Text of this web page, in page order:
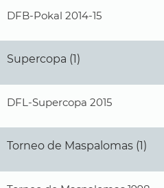
DFB-Pokal 2014-15
Supercopa (1)
DFL-Supercopa 2015
Torneo de Maspalomas (1)